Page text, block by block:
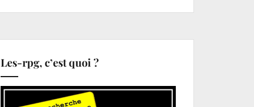
Les-rpg, c’est quoi ?